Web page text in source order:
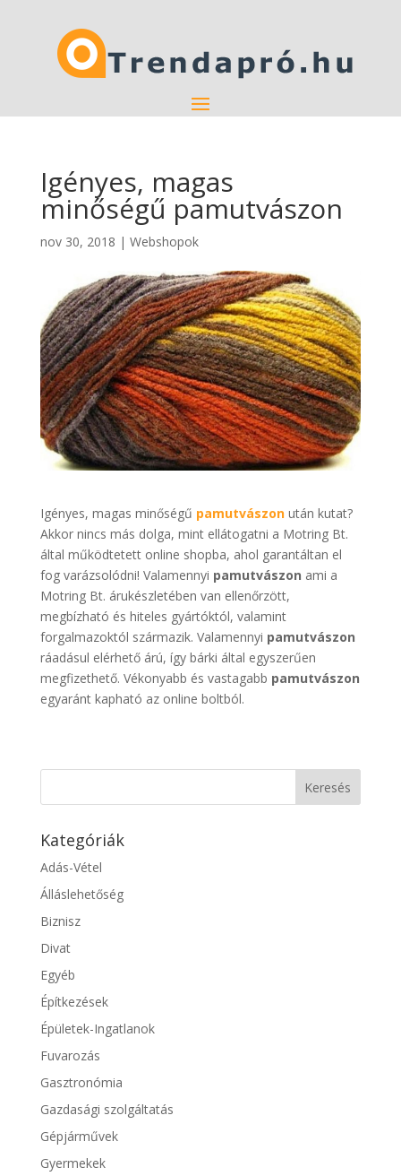
Igényes, magas
minőségű pamutvászon
nov 30, 2018 | Webshopok
Igényes, magas minőségű pamutvászonután kutat?
Akkor nincs más dolga, mint ellátogatni a Motring Bt.
által működtetett online shopba, ahol garantáltan el
fog varázsolódni! Valamennyi pamutvászon ami a
Motring Bt. árukészletében van ellenőrzött,
megbízható és hiteles gyártóktól, valamint
forgalmazoktól származik. Valamennyi pamutvászon
ráadásul elérhető árú, így bárki által egyszerűen
megfizethető. Vékonyabb és vastagabb pamutvászon
egyaránt kapható az online boltból.
Kategóriák
Adás-Vétel
Álláslehetőség
Biznisz
Divat
Egyéb
Építkezések
Épületek-Ingatlanok
Fuvarozás
Gasztronómia
Gazdasági szolgáltatás
Gépjárművek
Gyermekek